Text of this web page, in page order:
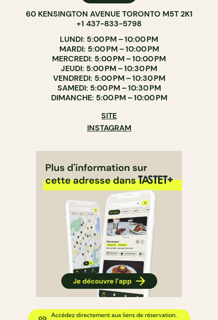
60 KENSINGTON AVENUE TORONTO M5T 2K1
+1 437-833-5798
LUNDI: 5:00 PM – 10:00 PM
MARDI: 5:00 PM – 10:00 PM
MERCREDI: 5:00 PM – 10:00 PM
JEUDI: 5:00 PM – 10:30 PM
VENDREDI: 5:00 PM – 10:30 PM
SAMEDI: 5:00 PM – 10:30 PM
DIMANCHE: 5:00 PM – 10:00 PM
SITE
INSTAGRAM